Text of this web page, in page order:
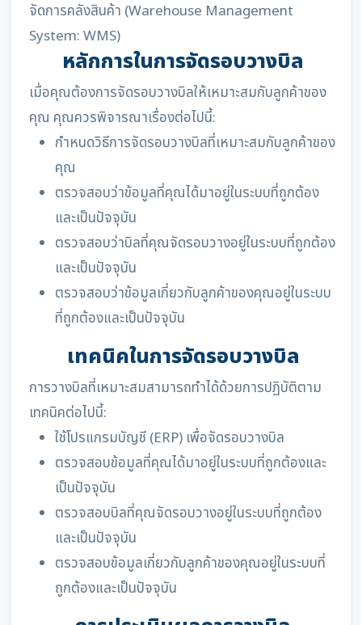
จัดการคลังสินค้า (Warehouse Management
System: WMS)
หลักการในการจัดรอบวางบิล
เมื่อคุณต้องการจัดรอบวางบิลให้เหมาะสมกับลูกค้าของ
คุณ คุณควรพิจารณาเรื่องต่อไปนี้:
กำหนดวิธีการจัดรอบวางบิลที่เหมาะสมกับลูกค้าของ
คุณ
ตรวจสอบว่าข้อมูลที่คุณได้มาอยู่ในระบบที่ถูกต้อง
และเป็นปัจจุบัน
ตรวจสอบว่าบิลที่คุณจัดรอบวางอยู่ในระบบที่ถูกต้อง
และเป็นปัจจุบัน
ตรวจสอบว่าข้อมูลเกี่ยวกับลูกค้าของคุณอยู่ในระบบ
ที่ถูกต้องและเป็นปัจจุบัน
เทคนิคในการจัดรอบวางบิล
การวางบิลที่เหมาะสมสามารถทำได้ด้วยการปฏิบัติตาม
เทคนิคต่อไปนี้:
ใช้โปรแกรมบัญชี (ERP) เพื่อจัดรอบวางบิล
ตรวจสอบข้อมูลที่คุณได้มาอยู่ในระบบที่ถูกต้องและ
เป็นปัจจุบัน
ตรวจสอบบิลที่คุณจัดรอบวางอยู่ในระบบที่ถูกต้อง
และเป็นปัจจุบัน
ตรวจสอบข้อมูลเกี่ยวกับลูกค้าของคุณอยู่ในระบบที่
ถูกต้องและเป็นปัจจุบัน